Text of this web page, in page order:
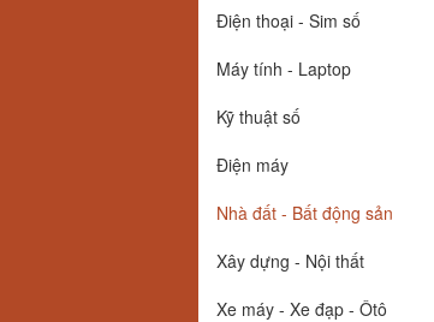
Điện thoại - Sim số
Máy tính - Laptop
Kỹ thuật số
Điện máy
Nhà đất - Bất động sản
Xây dựng - Nội thất
Xe máy - Xe đạp - Ôtô